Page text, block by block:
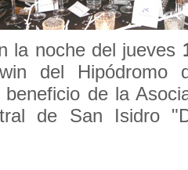
la noche del jueves
del Hipódromo
de la
de San Isidro